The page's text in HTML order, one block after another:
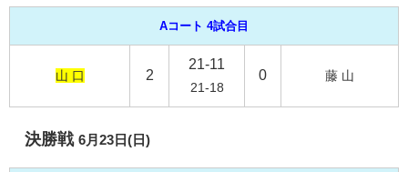
Aコート 4試合目
山 口 2
21-11
21-18
0 藤 山
決勝戦 6月23日(日)